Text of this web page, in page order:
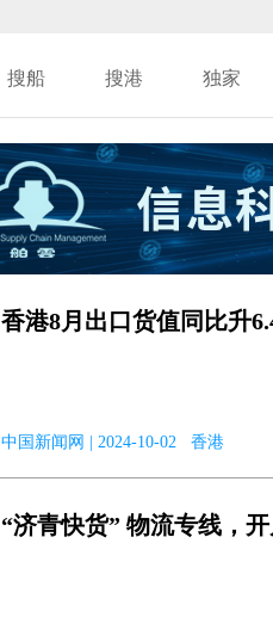
搜船 搜港 独家
香港8月出口货值同比升
中国新闻网 | 2024-10-02 香港
“济青快货” 物流专线，